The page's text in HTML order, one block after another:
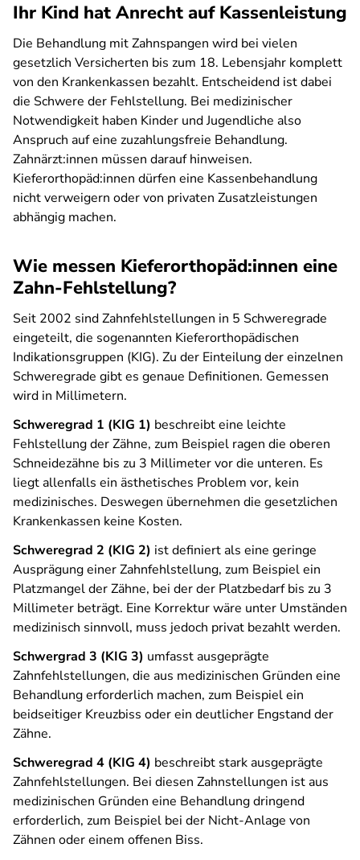
Ihr Kind hat Anrecht auf Kassenleistung
Die Behandlung mit Zahnspangen wird bei vielen
gesetzlich Versicherten bis zum 18. Lebensjahr komplett
von den Krankenkassen bezahlt. Entscheidend ist dabei
die Schwere der Fehlstellung. Bei medizinischer
Notwendigkeit haben Kinder und Jugendliche also
Anspruch auf eine zuzahlungsfreie Behandlung.
Zahnärzt:innen müssen darauf hinweisen.
Kieferorthopäd:innen dürfen eine Kassenbehandlung
nicht verweigern oder von privaten Zusatzleistungen
abhängig machen.
Wie messen Kieferorthopäd:innen eine
Zahn-Fehlstellung?
Seit 2002 sind Zahnfehlstellungen in 5 Schweregrade
eingeteilt, die sogenannten Kieferorthopädischen
Indikationsgruppen (KIG). Zu der Einteilung der einzelnen
Schweregrade gibt es genaue Definitionen. Gemessen
wird in Millimetern.
Schweregrad 1 (KIG 1) beschreibt eine leichte
Fehlstellung der Zähne, zum Beispiel ragen die oberen
Schneidezähne bis zu 3 Millimeter vor die unteren. Es
liegt allenfalls ein ästhetisches Problem vor, kein
medizinisches. Deswegen übernehmen die gesetzlichen
Krankenkassen keine Kosten.
Schweregrad 2 (KIG 2) ist definiert als eine geringe
Ausprägung einer Zahnfehlstellung, zum Beispiel ein
Platzmangel der Zähne, bei der der Platzbedarf bis zu 3
Millimeter beträgt. Eine Korrektur wäre unter Umständen
medizinisch sinnvoll, muss jedoch privat bezahlt werden.
Schwergrad 3 (KIG 3) umfasst ausgeprägte
Zahnfehlstellungen, die aus medizinischen Gründen eine
Behandlung erforderlich machen, zum Beispiel ein
beidseitiger Kreuzbiss oder ein deutlicher Engstand der
Zähne.
Schweregrad 4 (KIG 4) beschreibt stark ausgeprägte
Zahnfehlstellungen. Bei diesen Zahnstellungen ist aus
medizinischen Gründen eine Behandlung dringend
erforderlich, zum Beispiel bei der Nicht-Anlage von
Zähnen oder einem offenen Biss.